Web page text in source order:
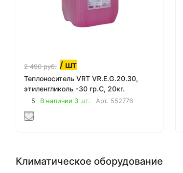
2 490руб. / шт
Теплоноситель VRT VR.E.G.20.30,
этиленгликоль -30 гр.С, 20кг.
5 В наличии 3 шт. Арт. 552776
Климатическое оборудование